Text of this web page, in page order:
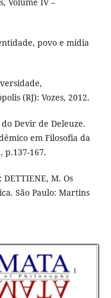
povo e mídia
(RJ): Vozes, 2012.
do Devir de Deleuze.
em Filosofia da
p.137-167.
M. Os
São Paulo: Martins